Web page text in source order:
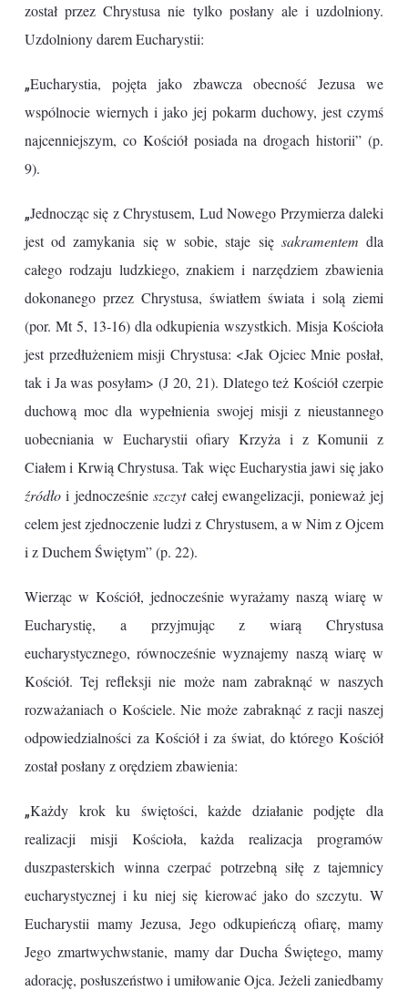
został przez Chrystusa nie tylko posłany ale i uzdolniony.
Uzdolniony darem Eucharystii:
„Eucharystia, pojęta jako zbawcza obecność Jezusa we
wspólnocie wiernych i jako jej pokarm duchowy, jest czymś
najcenniejszym, co Kościół posiada na drogach historii” (p.
9).
„Jednocząc się z Chrystusem, Lud Nowego Przymierza daleki
jest od zamykania się w sobie, staje się sakramentem dla
całego rodzaju ludzkiego, znakiem i narzędziem zbawienia
dokonanego przez Chrystusa, światłem świata i solą ziemi
(por. Mt 5, 13-16) dla odkupienia wszystkich. Misja Kościoła
jest przedłużeniem misji Chrystusa: <Jak Ojciec Mnie posłał,
tak i Ja was posyłam> (J 20, 21). Dlatego też Kościół czerpie
duchową moc dla wypełnienia swojej misji z nieustannego
uobecniania w Eucharystii ofiary Krzyża i z Komunii z
Ciałem i Krwią Chrystusa. Tak więc Eucharystia jawi się jako
źródło i jednocześnieszczytcałej ewangelizacji, ponieważ jej
celem jest zjednoczenie ludzi z Chrystusem, a w Nim z Ojcem
i z Duchem Świętym” (p. 22).
Wierząc w Kościół, jednocześnie wyrażamy naszą wiarę w
Eucharystię, a przyjmując z wiarą Chrystusa
eucharystycznego, równocześnie wyznajemy naszą wiarę w
Kościół. Tej refleksji nie może nam zabraknąć w naszych
rozważaniach o Kościele. Nie może zabraknąć z racji naszej
odpowiedzialności za Kościół i za świat, do którego Kościół
został posłany z orędziem zbawienia:
„Każdy krok ku świętości, każde działanie podjęte dla
realizacji misji Kościoła, każda realizacja programów
duszpasterskich winna czerpać potrzebną siłę z tajemnicy
eucharystycznej i ku niej się kierować jako do szczytu. W
Eucharystii mamy Jezusa, Jego odkupieńczą ofiarę, mamy
Jego zmartwychwstanie, mamy dar Ducha Świętego, mamy
adorację, posłuszeństwo i umiłowanie Ojca. Jeżeli zaniedbamy